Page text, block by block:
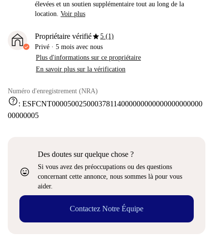
élevées et un soutien supplémentaire tout au long de la
location. Voir plus
Propriétaire vérifiéstar5 (1)
Privé · 5 mois avec nous
Plus d'informations sur ce propriétaire
En savoir plus sur la vérification
Numéro d'enregistrement (NRA)
help: ESFCNT000050025000378114000000000000000000000
00000005
sentiment_very_satisfied
Des doutes sur quelque chose ?
Si vous avez des préoccupations ou des questions
concernant cette annonce, nous sommes là pour vous
aider.
Contactez Notre Équipe